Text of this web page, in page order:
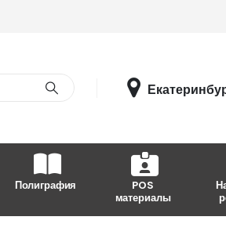
Полиграфия
POS
материалы